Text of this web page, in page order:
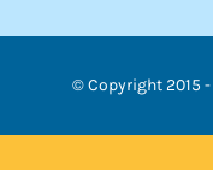
© Copyright 2015 -